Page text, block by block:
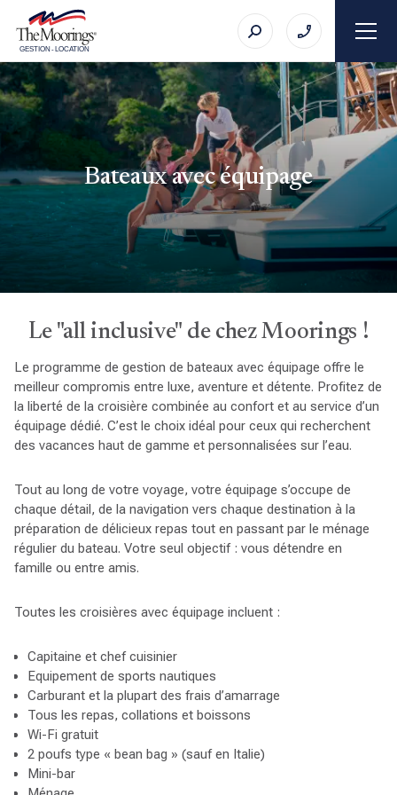
GESTION - LOCATION
Bateaux avec équipage
Le "all inclusive" de chez Moorings !
Le programme de gestion de bateaux avec équipage offre le
meilleur compromis entre luxe, aventure et détente. Profitez de
la liberté de la croisière combinée au confort et au service d’un
équipage dédié. C’est le choix idéal pour ceux qui recherchent
des vacances haut de gamme et personnalisées sur l’eau.
Tout au long de votre voyage, votre équipage s’occupe de
chaque détail, de la navigation vers chaque destination à la
préparation de délicieux repas tout en passant par le ménage
régulier du bateau. Votre seul objectif : vous détendre en
famille ou entre amis.
Toutes les croisières avec équipage incluent :
Capitaine et chef cuisinier
Equipement de sports nautiques
Carburant et la plupart des frais d’amarrage
Tous les repas, collations et boissons
Wi-Fi gratuit
2 poufs type « bean bag » (sauf en Italie)
Mini-bar